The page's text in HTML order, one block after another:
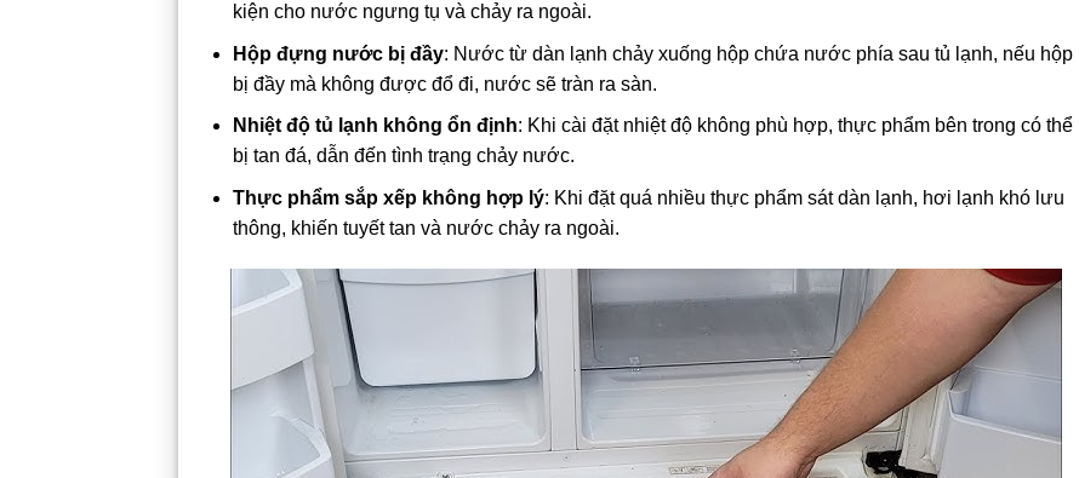
kiện cho nước ngưng tụ và chảy ra ngoài.
Hộp đựng nước bị đầy: Nước từ dàn lạnh chảy xuống hộp chứa nước phía sau tủ lạnh, nếu hộp
bị đầy mà không được đổ đi, nước sẽ tràn ra sàn.
Nhiệt độ tủ lạnh không ổn định: Khi cài đặt nhiệt độ không phù hợp, thực phẩm bên trong có thể
bị tan đá, dẫn đến tình trạng chảy nước.
Thực phẩm sắp xếp không hợp lý: Khi đặt quá nhiều thực phẩm sát dàn lạnh, hơi lạnh khó lưu
thông, khiến tuyết tan và nước chảy ra ngoài.